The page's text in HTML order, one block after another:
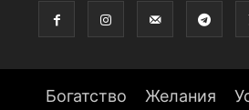
Богатство Желания